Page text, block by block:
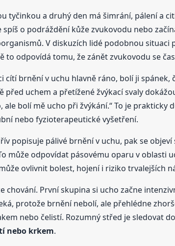
tyčinkou a druhý den má šimrání, pálení a
o podráždění kůže zvukovodu nebo
V diskuzích lidé podobnou situaci
to odpovídá tomu, že zánět zvukovodu se
brnění v uchu hlavně ráno, bolí ji
uchem a přetížené žvýkací svaly
ale bolí mě ucho při žvýkání.“ To je
nebo fyzioterapeutické vyšetření.
popisuje pálivé brnění v uchu, pak se objeví
může odpovídat pásovému oparu v oblasti
ovlivnit bolest, hojení i riziko trvalejších
chování. První skupina si ucho začne
protože brnění nebolí, ale přehlédne
nebo čelistí. Rozumný střed je sledovat
nebo krkem.